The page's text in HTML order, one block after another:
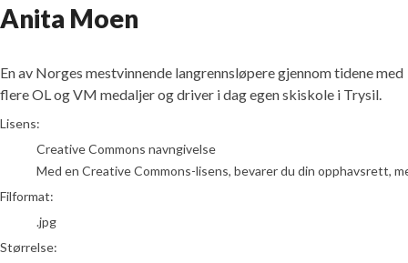
Anita Moen
En av Norges mestvinnende langrennsløpere gjennom tidene med
flere OL og VM medaljer og driver i dag egen skiskole i Trysil.
go to media item
Lisens:
Creative Commons navngivelse
Med en Creative Commons-lisens, bevarer du din opphavsrett,
Filformat:
.jpg
Størrelse: